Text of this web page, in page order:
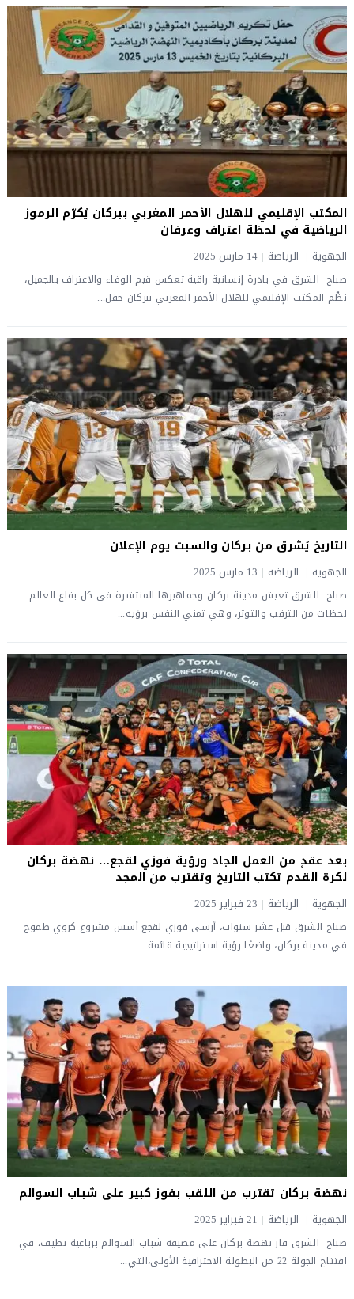
المكتب الإقليمي للهلال الأحمر المغربي ببركان يُكرّم الرموز
الرياضية في لحظة اعتراف وعرفان
الجهوية الرياضة 14 مارس 2025
صباح الشرق في بادرة إنسانية راقية تعكس قيم الوفاء والاعتراف بالجميل،
نظّم المكتب الإقليمي للهلال الأحمر المغربي ببركان حفل...
التاريخ يُشرق من بركان والسبت يوم الإعلان
الجهوية الرياضة 13 مارس 2025
صباح الشرق تعيش مدينة بركان وجماهيرها المنتشرة في كل بقاع العالم
لحظات من الترقب والتوتر، وهي تمني النفس برؤية...
بعد عقدٍ من العمل الجاد ورؤية فوزي لقجع… نهضة بركان
لكرة القدم تكتب التاريخ وتقترب من المجد
الجهوية الرياضة 23 فبراير 2025
صباح الشرق قبل عشر سنوات، أرسى فوزي لقجع أسس مشروع كروي طموح
في مدينة بركان، واضعًا رؤية استراتيجية قائمة...
نهضة بركان تقترب من اللقب بفوز كبير على شباب السوالم
الجهوية الرياضة 21 فبراير 2025
صباح الشرق فاز نهضة بركان على مضيفه شباب السوالم برباعية نظيف، في
افتتاح الجولة 22 من البطولة الاحترافية الأولى،التي...